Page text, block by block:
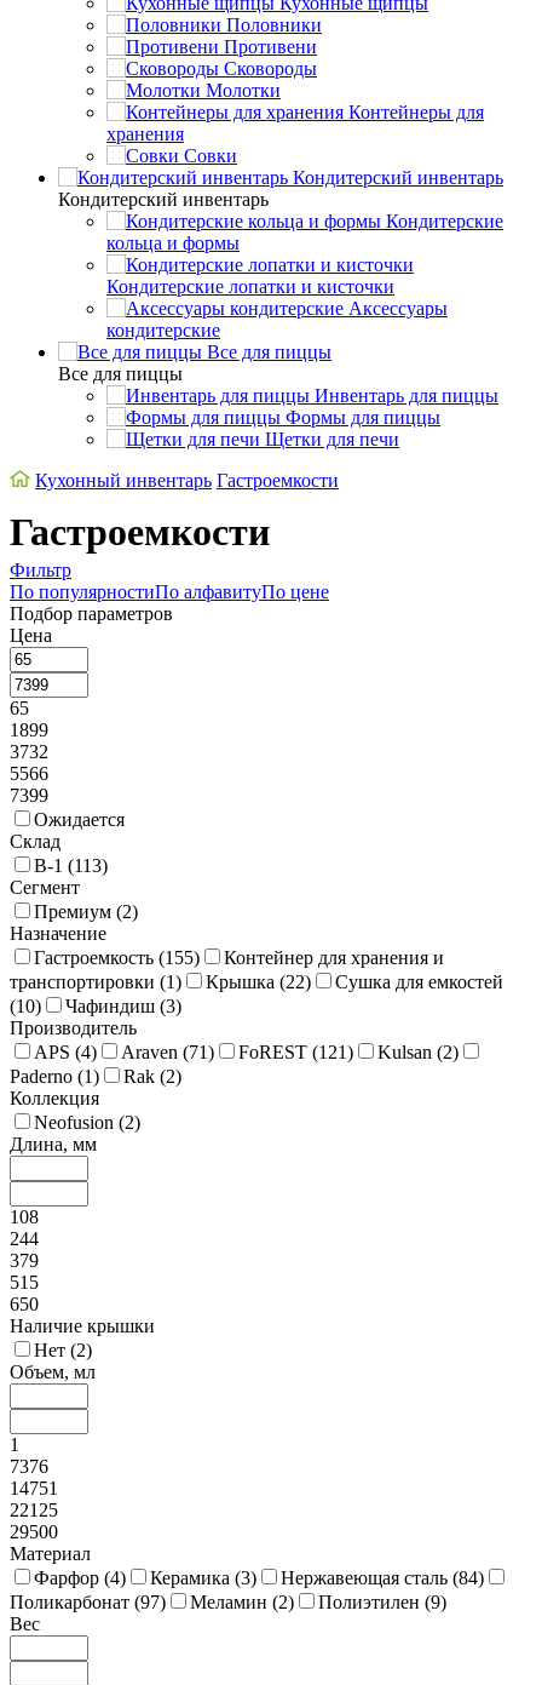
Половники
Противени
Сковороды
Молотки
Контейнеры для
хранения
Совки
Кондитерский инвентарь
Кондитерский инвентарь
Кондитерские
кольца и формы
Кондитерские лопатки и кисточки
Аксессуары
кондитерские
Все для пиццы
Все для пиццы
Инвентарь для пиццы
Формы для пиццы
Щетки для печи
Кухонный инвентарь Гастроемкости
Гастроемкости
Фильтр
По популярностиПо алфавитуПо цене
Подбор параметров
Цена
65
1899
3732
5566
7399
Ожидается
Склад
В-1 (113)
Сегмент
Премиум (2)
Назначение
Гастроемкость (155)
Контейнер для хранения и
транспортировки (1) Крышка (22)
Сушка для емкостей
(10) Чафиндиш (3)
Производитель
APS (4) Araven (71) FoREST (121) Kulsan (2)
Paderno (1) Rak (2)
Коллекция
Neofusion (2)
Длина, мм
108
244
379
515
650
Наличие крышки
Нет (2)
Объем, мл
1
7376
14751
22125
29500
Материал
Фарфор (4) Керамика (3) Нержавеющая сталь (84)
Поликарбонат (97) Меламин (2) Полиэтилен (9)
Вес